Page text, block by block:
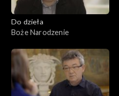
Do dzieła
Boże Narodzenie